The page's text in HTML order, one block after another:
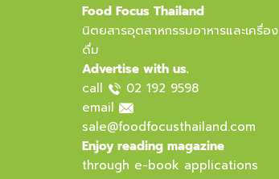
Food Focus Thailand
นิตยสารอุตสาหกรรมอาหารและเครื่อง
ดื่ม
Advertise with us.
call
02 192 9598
email
sale@foodfocusthailand.com
Enjoy reading magazine
through e-book applications